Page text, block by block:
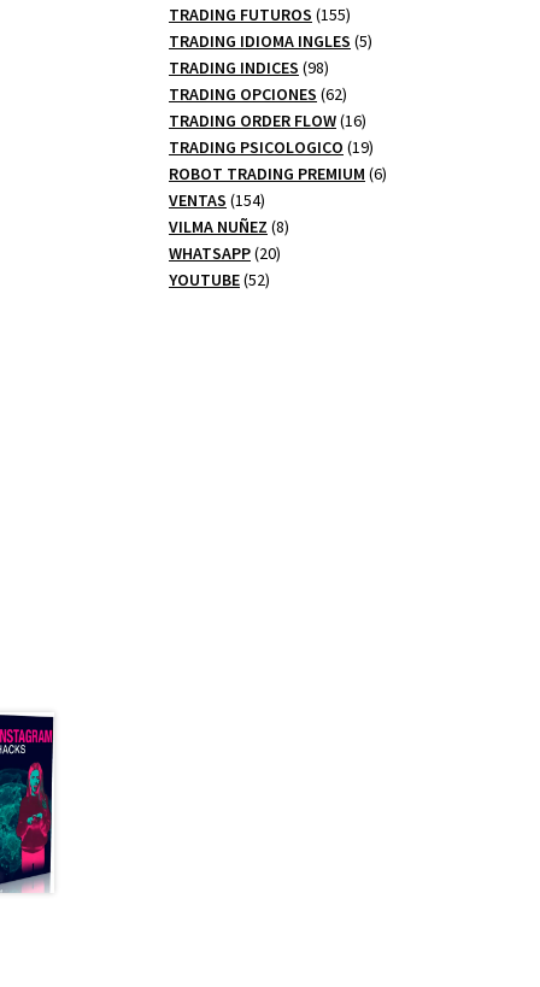
productos
TRADING FUTUROS 155155
productos
TRADING IDIOMA INGLES 55
TRADING INDICES 9898
productos
TRADING OPCIONES 6262
productos
TRADING ORDER FLOW 1616
productos
TRADING PSICOLOGICO 1919
productos
ROBOT TRADING PREMIUM 66
VENTAS 154154
productos
VILMA NUÑEZ 88
WHATSAPP 2020
YOUTUBE 5252